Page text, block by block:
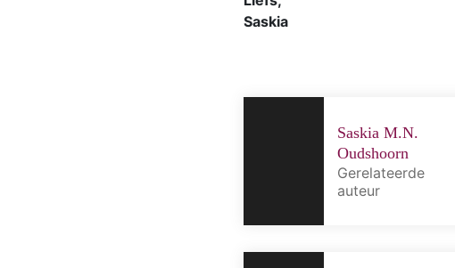
Saskia
Saskia M.N.
Oudshoorn
Gerelateerde
auteur